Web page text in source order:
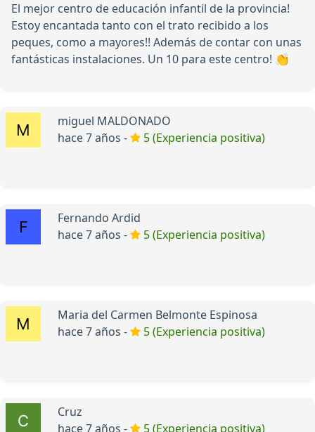
El mejor centro de educación infantil de la provincia!
Estoy encantada tanto con el trato recibido a los
peques, como a mayores!! Además de contar con unas
fantásticas instalaciones. Un 10 para este centro! 👏
miguel MALDONADO
hace 7 años -
5 (Experiencia positiva)
Fernando Ardid
hace 7 años -
5 (Experiencia positiva)
Maria del Carmen Belmonte Espinosa
hace 7 años -
5 (Experiencia positiva)
Cruz
hace 7 años -
5 (Experiencia positiva)